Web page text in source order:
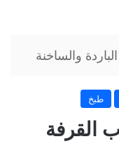
والساخنة
طبخ
القرفة